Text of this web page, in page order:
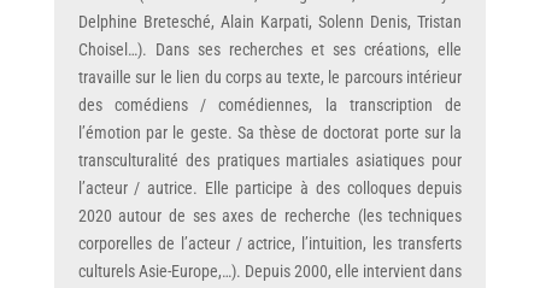
Delphine Bretesché, Alain Karpati, Solenn Denis, Tristan
Choisel…). Dans ses recherches et ses créations, elle
travaille sur le lien du corps au texte, le parcours intérieur
des comédiens / comédiennes, la transcription de
l’émotion par le geste. Sa thèse de doctorat porte sur la
transculturalité des pratiques martiales asiatiques pour
l’acteur / autrice. Elle participe à des colloques depuis
2020 autour de ses axes de recherche (les techniques
corporelles de l’acteur / actrice, l’intuition, les transferts
culturels Asie-Europe,…). Depuis 2000, elle intervient dans